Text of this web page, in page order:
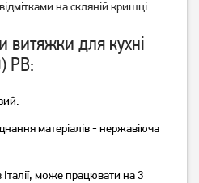
Ventolux Garda 60 BK (700)
на скляній кришці.
витяжки для кухні
PB:
матеріалів - нержавіюча
може працювати на 3